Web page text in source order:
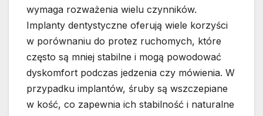
wymaga rozważenia wielu czynników.
Implanty dentystyczne oferują wiele korzyści
w porównaniu do protez ruchomych, które
często są mniej stabilne i mogą powodować
dyskomfort podczas jedzenia czy mówienia. W
przypadku implantów, śruby są wszczepiane
w kość, co zapewnia ich stabilność i naturalne